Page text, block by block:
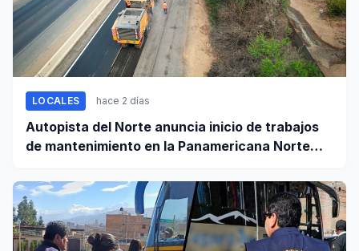
LOCALES hace 2 días
Autopista del Norte anuncia inicio de trabajos
de mantenimiento en la Panamericana Norte